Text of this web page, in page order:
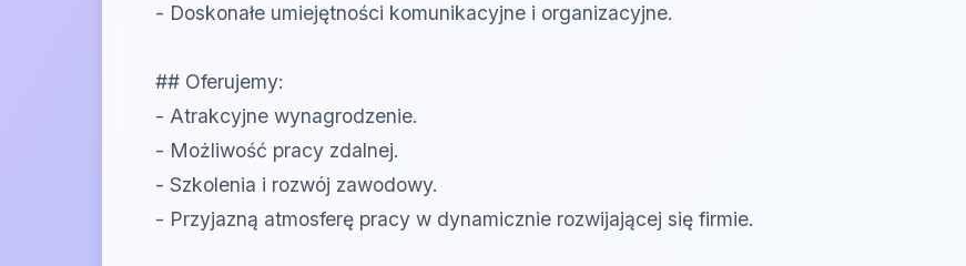
- Doskonałe umiejętności komunikacyjne i organizacyjne.
## Oferujemy:
- Atrakcyjne wynagrodzenie.
- Możliwość pracy zdalnej.
- Szkolenia i rozwój zawodowy.
- Przyjazną atmosferę pracy w dynamicznie rozwijającej się firmie.